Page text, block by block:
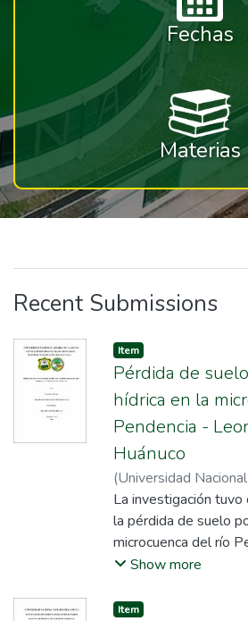
Fechas
Materias
Recent Submissions
Item
Pérdida de
hídrica en la
Pendencia -
Huánuco
(Universidad
2026)Blacido
Ramírez, José Victor
La investigación
la pérdida de suelo
microcuenca del río
Prado, Huánuco que
msnm. Se realizó
Show more
Item